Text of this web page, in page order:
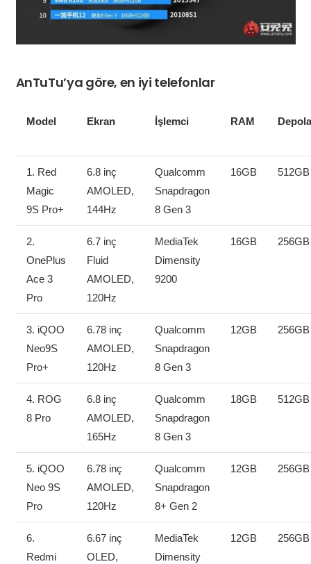
AnTuTu’ya göre, en iyi telefonlar
Model Ekran İşlemci RAM
1. Red
Magic
9S Pro+
6.8 inç
AMOLED,
144Hz
Qualcomm
Snapdragon
8 Gen 3
16GB 512GB
2.
OnePlus
Ace 3
Pro
6.7 inç
Fluid
AMOLED,
120Hz
MediaTek
Dimensity
9200
16GB 256GB
3. iQOO
Neo9S
Pro+
6.78 inç
AMOLED,
120Hz
Qualcomm
Snapdragon
8 Gen 3
12GB 256GB
4. ROG
8 Pro
6.8 inç
AMOLED,
165Hz
Qualcomm
Snapdragon
8 Gen 3
18GB 512GB
5. iQOO
Neo 9S
Pro
6.78 inç
AMOLED,
120Hz
Qualcomm
Snapdragon
8+ Gen 2
12GB 256GB
6.
Redmi
6.67 inç
OLED,
MediaTek
Dimensity
12GB 256GB